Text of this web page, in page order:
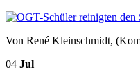
Von René Kleinschmidt,
04 Jul